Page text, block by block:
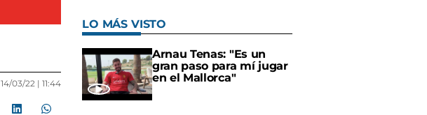
14/03/22 | 11:44
LO MÁS VISTO
Arnau Tenas: "Es un
gran paso para mí jugar
en el Mallorca"